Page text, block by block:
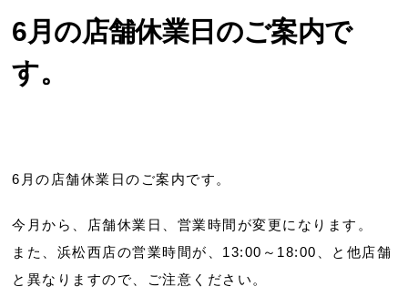
6月の店舗休業日のご案内で
す。
6月の店舗休業日のご案内です。
今月から、店舗休業日、営業時間が変更になります。
また、浜松西店の営業時間が、13:00～18:00、と他店舗
と異なりますので、ご注意ください。